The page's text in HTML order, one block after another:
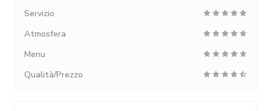
Servizio
Atmosfera
Menu
Qualità/Prezzo